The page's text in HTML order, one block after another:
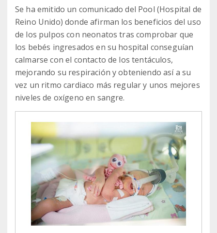
Se ha emitido un comunicado del Pool (Hospital de
Reino Unido) donde afirman los beneficios del uso
de los pulpos con neonatos tras comprobar que
los bebés ingresados en su hospital conseguían
calmarse con el contacto de los tentáculos,
mejorando su respiración y obteniendo así a su
vez un ritmo cardiaco más regular y unos mejores
niveles de oxígeno en sangre.